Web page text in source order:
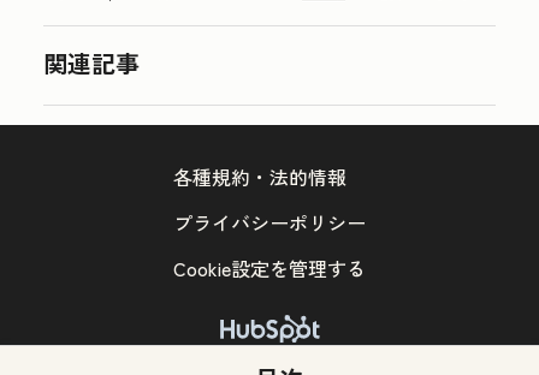
関連記事
Copyright © 2026 HubSpot, Inc.
各種規約・法的情報
プライバシーポリシー
Cookie設定を管理する